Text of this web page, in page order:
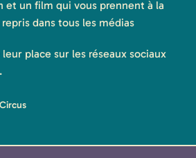
et un film qui vous prennent à la
dans tous les médias
place sur les réseaux sociaux